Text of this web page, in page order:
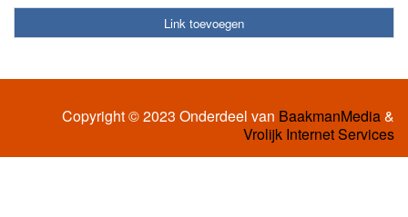
Link toevoegen
Copyright © 2023 Onderdeel van BaakmanMedia&
Vrolijk Internet Services